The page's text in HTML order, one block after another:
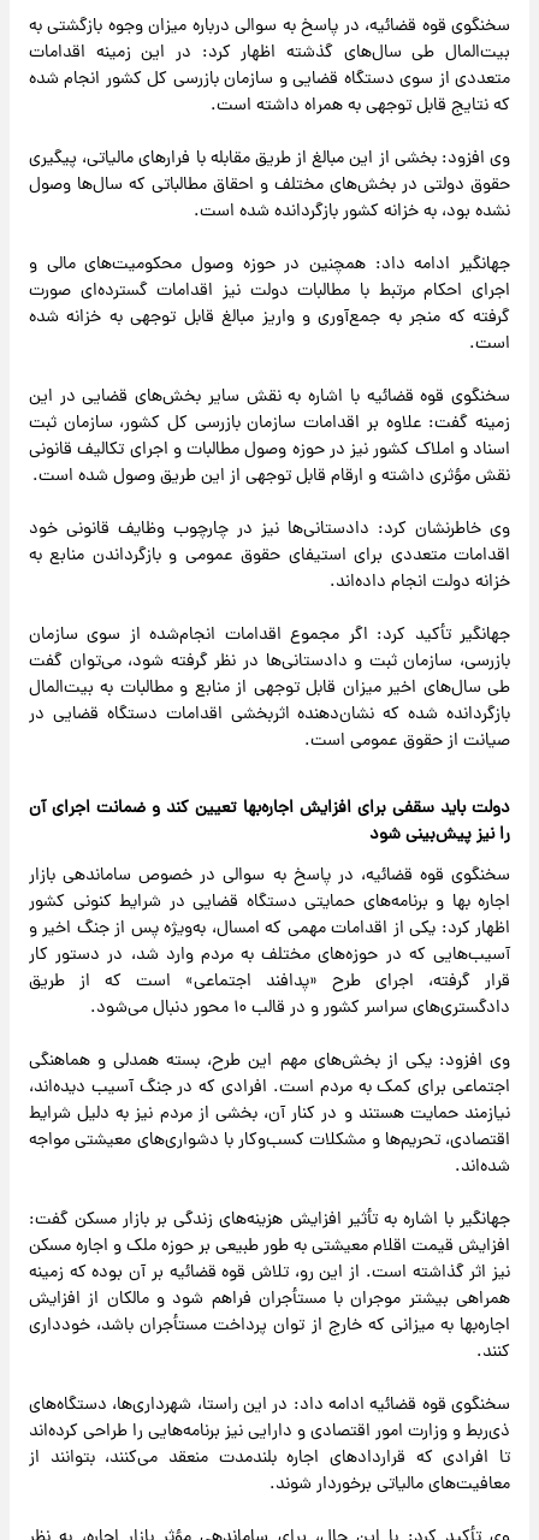
سخنگوی قوه قضائیه، در پاسخ به سوالی درباره میزان وجوه بازگشتی به
بیت‌المال طی سال‌های گذشته اظهار کرد: در این زمینه اقدامات
متعددی از سوی دستگاه قضایی و سازمان بازرسی کل کشور انجام شده
که نتایج قابل توجهی به همراه داشته است.
وی افزود: بخشی از این مبالغ از طریق مقابله با فرارهای مالیاتی، پیگیری
حقوق دولتی در بخش‌های مختلف و احقاق مطالباتی که سال‌ها وصول
نشده بود، به خزانه کشور بازگردانده شده است.
جهانگیر ادامه داد: همچنین در حوزه وصول محکومیت‌های مالی و
اجرای احکام مرتبط با مطالبات دولت نیز اقدامات گسترده‌ای صورت
گرفته که منجر به جمع‌آوری و واریز مبالغ قابل توجهی به خزانه شده
است.
سخنگوی قوه قضائیه با اشاره به نقش سایر بخش‌های قضایی در این
زمینه گفت: علاوه بر اقدامات سازمان بازرسی کل کشور، سازمان ثبت
اسناد و املاک کشور نیز در حوزه وصول مطالبات و اجرای تکالیف قانونی
نقش مؤثری داشته و ارقام قابل توجهی از این طریق وصول شده است.
وی خاطرنشان کرد: دادستانی‌ها نیز در چارچوب وظایف قانونی خود
اقدامات متعددی برای استیفای حقوق عمومی و بازگرداندن منابع به
خزانه دولت انجام داده‌اند.
جهانگیر تأکید کرد: اگر مجموع اقدامات انجام‌شده از سوی سازمان
بازرسی، سازمان ثبت و دادستانی‌ها در نظر گرفته شود، می‌توان گفت
طی سال‌های اخیر میزان قابل توجهی از منابع و مطالبات به بیت‌المال
بازگردانده شده که نشان‌دهنده اثربخشی اقدامات دستگاه قضایی در
صیانت از حقوق عمومی است.
دولت باید سقفی برای افزایش اجاره‌بها تعیین کند و ضمانت اجرای آن
را نیز پیش‌بینی شود
سخنگوی قوه قضائیه، در پاسخ به سوالی در خصوص ساماندهی بازار
اجاره بها و برنامه‌های حمایتی دستگاه قضایی در شرایط کنونی کشور
اظهار کرد: یکی از اقدامات مهمی که امسال، به‌ویژه پس از جنگ اخیر و
آسیب‌هایی که در حوزه‌های مختلف به مردم وارد شد، در دستور کار
قرار گرفته، اجرای طرح «پدافند اجتماعی» است که از طریق
دادگستری‌های سراسر کشور و در قالب ۱۰ محور دنبال می‌شود.
وی افزود: یکی از بخش‌های مهم این طرح، بسته همدلی و هماهنگی
اجتماعی برای کمک به مردم است. افرادی که در جنگ آسیب دیده‌اند،
نیازمند حمایت هستند و در کنار آن، بخشی از مردم نیز به دلیل شرایط
اقتصادی، تحریم‌ها و مشکلات کسب‌وکار با دشواری‌های معیشتی مواجه
شده‌اند.
جهانگیر با اشاره به تأثیر افزایش هزینه‌های زندگی بر بازار مسکن گفت:
افزایش قیمت اقلام معیشتی به طور طبیعی بر حوزه ملک و اجاره مسکن
نیز اثر گذاشته است. از این رو، تلاش قوه قضائیه بر آن بوده که زمینه
همراهی بیشتر موجران با مستأجران فراهم شود و مالکان از افزایش
اجاره‌بها به میزانی که خارج از توان پرداخت مستأجران باشد، خودداری
کنند.
سخنگوی قوه قضائیه ادامه داد: در این راستا، شهرداری‌ها، دستگاه‌های
ذی‌ربط و وزارت امور اقتصادی و دارایی نیز برنامه‌هایی را طراحی کرده‌اند
تا افرادی که قراردادهای اجاره بلندمدت منعقد می‌کنند، بتوانند از
معافیت‌های مالیاتی برخوردار شوند.